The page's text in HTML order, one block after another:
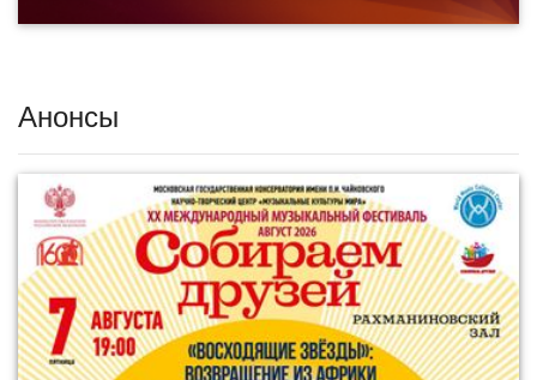
Анонсы